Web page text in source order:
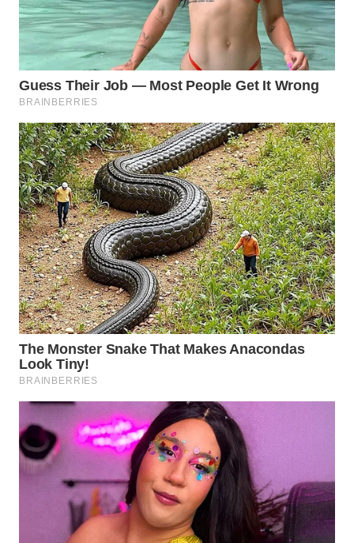
TAPANULI
UTARA
WN
SAMOSIR
WN
PADANG
LAWAS
WN
SUMEDANG
WN
CIANJUR
WN
KEPULAUAN
SERIBU
TANGERANG
WN
BINJAI